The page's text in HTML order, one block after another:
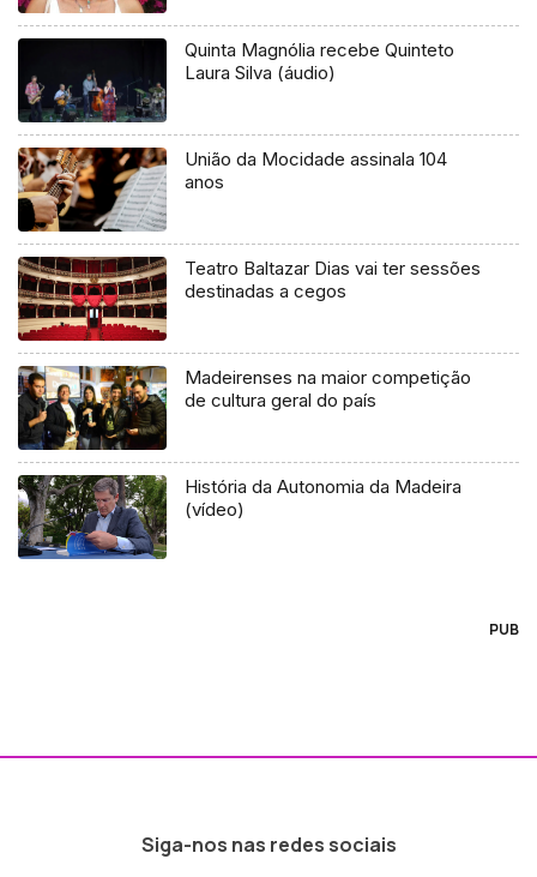
Quinta Magnólia recebe Quinteto
Laura Silva (áudio)
União da Mocidade assinala 104
anos
Teatro Baltazar Dias vai ter sessões
destinadas a cegos
Madeirenses na maior competição
de cultura geral do país
História da Autonomia da Madeira
(vídeo)
PUB
Siga-nos nas redes sociais